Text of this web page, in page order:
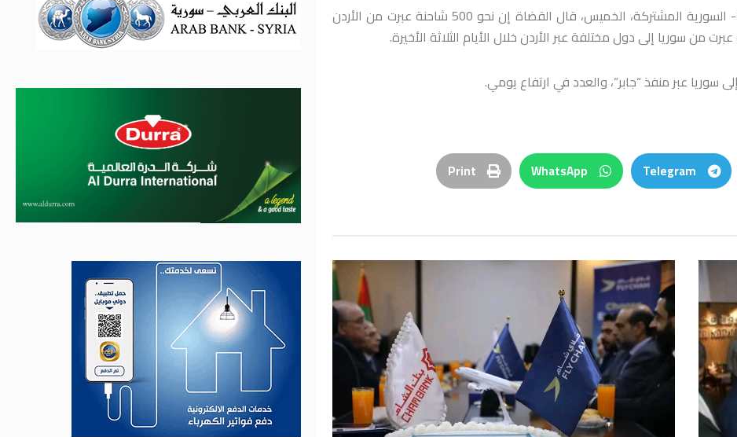
وخلال زيارة تفقدية إلى معبر “جابر” والمنطقة الحرة الأردنية- السورية المشتركة، الخميس، قال القضاة إن نحو 500 شاحنة عبرت من الأردن
Telegram
WhatsApp
Print